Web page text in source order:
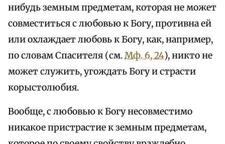
нибудь земным предметам, которая не может
совместиться с любовью к Богу, противна ей
или охлаждает любовь к Богу, как, например,
по словам Спасителя (см.Мф. 6, 24), никто не
может служить, угождать Богу и страсти
корыстолюбия.
Вообще, с любовью к Богу несовместимо
никакое пристрастие к земным предметам,